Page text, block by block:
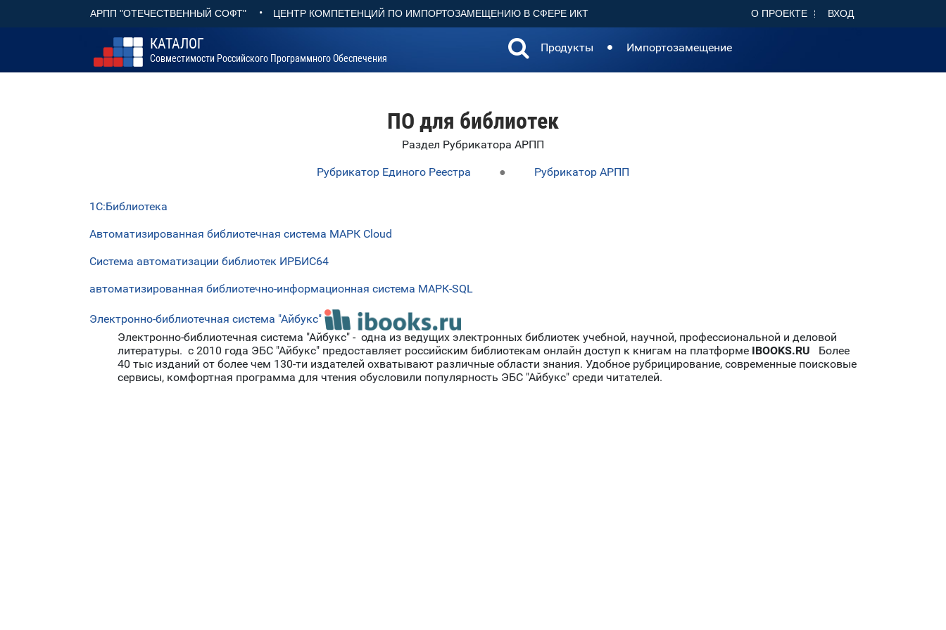
АРПП "ОТЕЧЕСТВЕННЫЙ СОФТ" • ЦЕНТР КОМПЕТЕНЦИЙ ПО ИМПОРТОЗАМЕЩЕНИЮ В СФЕРЕ ИКТ О ПРОЕКТЕ ВХОД
КАТАЛОГ
Совместимости Российского Программного Обеспечения
Продукты Импортозамещение
ПО для библиотек
Раздел Рубрикатора АРПП
Рубрикатор Единого Реестра ● Рубрикатор АРПП
1С:Библиотека
Автоматизированная библиотечная система МАРК Cloud
Система автоматизации библиотек ИРБИС64
автоматизированная библиотечно-информационная система МАРК-SQL
Электронно-библиотечная система "Айбукс"
Электронно-библиотечная система "Айбукс" - одна из ведущих электронных библиотек учебной, научной, профессиональной и деловой
литературы. с 2010 года ЭБС "Айбукс" предоставляет российским библиотекам онлайн доступ к книгам на платформе IBOOKS.RU
Более
40 тыс изданий от более чем 130-ти издателей охватывают различные области знания. Удобное рубрицирование, современные поисковые
сервисы, комфортная программа для чтения обусловили популярность ЭБС "Айбукс" среди читателей.